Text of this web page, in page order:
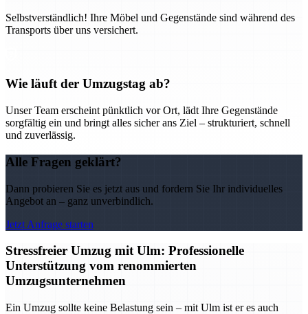
Selbstverständlich! Ihre Möbel und Gegenstände sind während des
Transports über uns versichert.
Wie läuft der Umzugstag ab?
Unser Team erscheint pünktlich vor Ort, lädt Ihre Gegenstände
sorgfältig ein und bringt alles sicher ans Ziel – strukturiert, schnell
und zuverlässig.
Alle Fragen geklärt?
Dann probieren Sie es jetzt aus und fordern Sie Ihr individuelles
Angebot an – ganz unverbindlich.
Jetzt Anfrage starten
Stressfreier Umzug mit Ulm: Professionelle
Unterstützung vom renommierten
Umzugsunternehmen
Ein Umzug sollte keine Belastung sein – mit Ulm ist er es auch